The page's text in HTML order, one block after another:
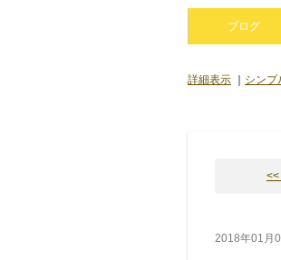
ブログ
詳細表示 シンプ
2018年01月